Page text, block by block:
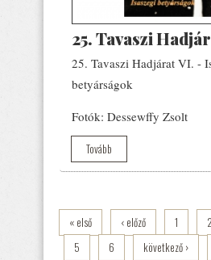
25. Tavaszi
25. Tavaszi Hadjárat VI. -
betyárságok
Fotók: Dessewffy Zsolt
Tovább
« első ‹ előző 1 2
5
6 következő ›